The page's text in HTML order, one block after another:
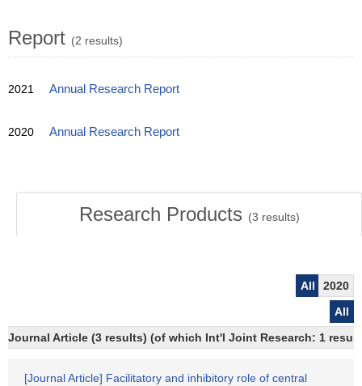
Report (2 results)
2021 Annual Research Report
2020 Annual Research Report
Research Products (3 results)
All
2020
All
Journal Article (3 results) (of which Int'l Joint Research: 1
[Journal Article] Facilitatory and inhibitory role of central